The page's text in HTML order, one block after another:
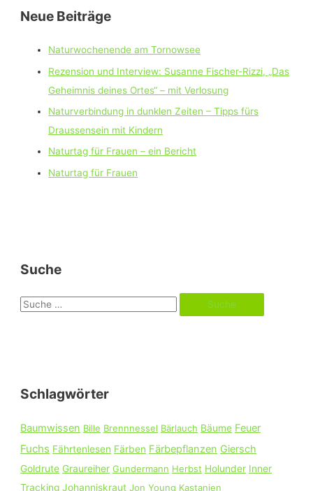
Neue Beiträge
Naturwochenende am Tornowsee
Rezension und Interview: Susanne Fischer-Rizzi, „Das
Geheimnis deines Ortes“ – mit Verlosung
Naturverbindung in dunklen Zeiten – Tipps fürs
Draussensein mit Kindern
Naturtag für Frauen – ein Bericht
Naturtag für Frauen
Suche
S
n
a
c
h
Schlagwörter
Baumwissen Bille Brennnessel Bärlauch Bäume Feuer
Fuchs Fährtenlesen Färben Färbepflanzen Giersch
Goldrute Graureiher Gundermann Herbst Holunder Inner
Tracking Johanniskraut Jon Young Kastanien